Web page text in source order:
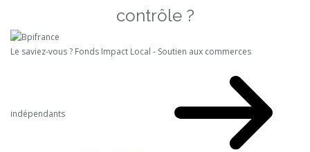
contrôle ?
Le saviez-vous ? Fonds Impact Local - Soutien aux commerces
indépendants